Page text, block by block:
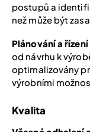
postupů a
než může být
Plánování a
od návrhu k
optimalizovány
výrobními
Kvalita